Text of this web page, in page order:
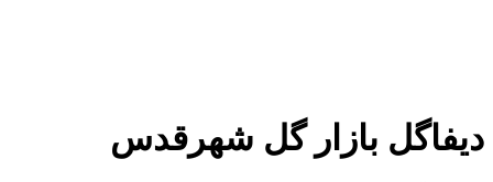
دیفاگل بازار گل شهرقدس